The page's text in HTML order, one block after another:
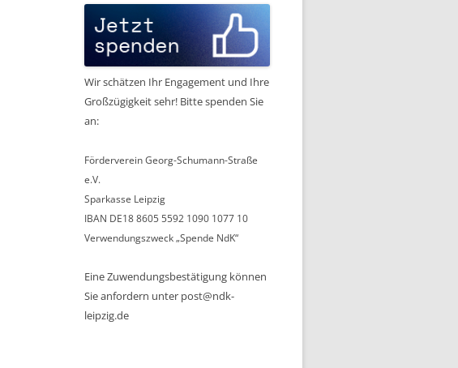
Wir schätzen Ihr Engagement und Ihre
Großzügigkeit sehr! Bitte spenden Sie
an:
Förderverein Georg-Schumann-Straße
e.V.
Sparkasse Leipzig
IBAN DE18 8605 5592 1090 1077 10
Verwendungszweck „Spende NdK“
Eine Zuwendungsbestätigung können
Sie anfordern unter post@ndk-
leipzig.de